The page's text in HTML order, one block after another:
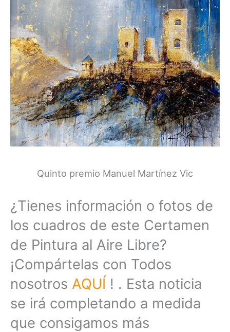
Quinto premio Manuel Martínez Vic
¿Tienes información o fotos de
los cuadros de este Certamen
de Pintura al Aire Libre?
¡Compártelas con Todos
nosotros AQUÍ ! . Esta noticia
se irá completando a medida
que consigamos más